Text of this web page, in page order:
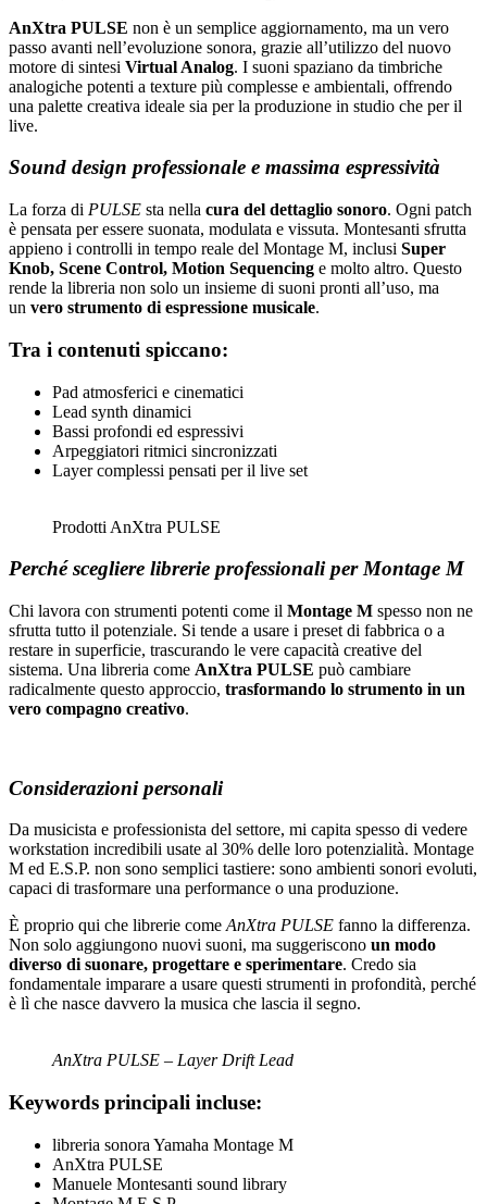
AnXtra PULSE non è un semplice aggiornamento, ma un vero
passo avanti nell’evoluzione sonora, grazie all’utilizzo del nuovo
motore di sintesi Virtual Analog. I suoni spaziano da timbriche
analogiche potenti a texture più complesse e ambientali, offrendo
una palette creativa ideale sia per la produzione in studio che per il
live.
Sound design professionale e massima espressività
La forza di PULSE sta nella cura del dettaglio sonoro. Ogni patch
è pensata per essere suonata, modulata e vissuta. Montesanti sfrutta
appieno i controlli in tempo reale del Montage M, inclusi Super
Knob, Scene Control, Motion Sequencing e molto altro. Questo
rende la libreria non solo un insieme di suoni pronti all’uso, ma
un vero strumento di espressione musicale.
Tra i contenuti spiccano:
Pad atmosferici e cinematici
Lead synth dinamici
Bassi profondi ed espressivi
Arpeggiatori ritmici sincronizzati
Layer complessi pensati per il live set
Prodotti AnXtra PULSE
Perché scegliere librerie professionali per Montage M
Chi lavora con strumenti potenti come il Montage M spesso non ne
sfrutta tutto il potenziale. Si tende a usare i preset di fabbrica o a
restare in superficie, trascurando le vere capacità creative del
sistema. Una libreria come AnXtra PULSE può cambiare
radicalmente questo approccio, trasformando lo strumento in un
vero compagno creativo.
Considerazioni personali
Da musicista e professionista del settore, mi capita spesso di vedere
workstation incredibili usate al 30% delle loro potenzialità. Montage
M ed E.S.P. non sono semplici tastiere: sono ambienti sonori evoluti,
capaci di trasformare una performance o una produzione.
È proprio qui che librerie comeAnXtra PULSE fanno la differenza.
Non solo aggiungono nuovi suoni, ma suggeriscono un modo
diverso di suonare, progettare e sperimentare. Credo sia
fondamentale imparare a usare questi strumenti in profondità, perché
è lì che nasce davvero la musica che lascia il segno.
AnXtra PULSE – Layer Drift Lead
Keywords principali incluse:
libreria sonora Yamaha Montage M
AnXtra PULSE
Manuele Montesanti sound library